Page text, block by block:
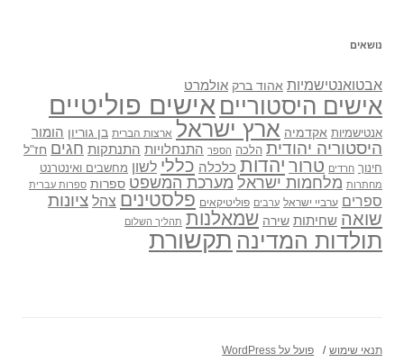
נושאים
אבטואנטישמיות אהוד ברק אולמרט
אישים היסטוריים אישים פוליטיים
אנטישמיות אקדמיה ארץ ישראל ארצות הברית בן גוריון הומור
היסטוריה יהודית הלכה הספר התנחלויות התנתקות חגים חז"ל
חינוך חרדים טרור יהדות כלכלה כללי לשון מחשבים ואינטרנט
מחתרות מלחמות ישראל מערכת המשפט ספרות ספרות עברית
ספרים ערביי ישראל ערבים פוליטיקאים פלסטינים צהל ציונות
שואה שחיתות שירה שמאלנות תהליך השלום
תולדות המדינה תקשורת
תנאי שימוש פועל על WordPress